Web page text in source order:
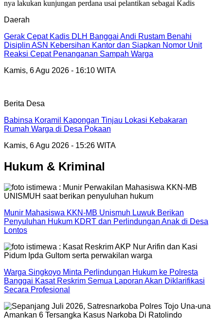
Daerah
Gerak Cepat Kadis DLH Banggai Andi Rustam Benahi
Disiplin ASN Kebersihan Kantor dan Siapkan Nomor Unit
Reaksi Cepat Penanganan Sampah Warga
Kamis, 6 Agu 2026 - 16:10 WITA
Berita Desa
Babinsa Koramil Kapongan Tinjau Lokasi Kebakaran
Rumah Warga di Desa Pokaan
Kamis, 6 Agu 2026 - 15:26 WITA
Hukum & Kriminal
Munir Mahasiswa KKN-MB Unismuh Luwuk Berikan
Penyuluhan Hukum KDRT dan Perlindungan Anak di Desa
Lontos
Warga Singkoyo Minta Perlindungan Hukum ke Polresta
Banggai Kasat Reskrim Semua Laporan Akan Diklarifikasi
Secara Profesional